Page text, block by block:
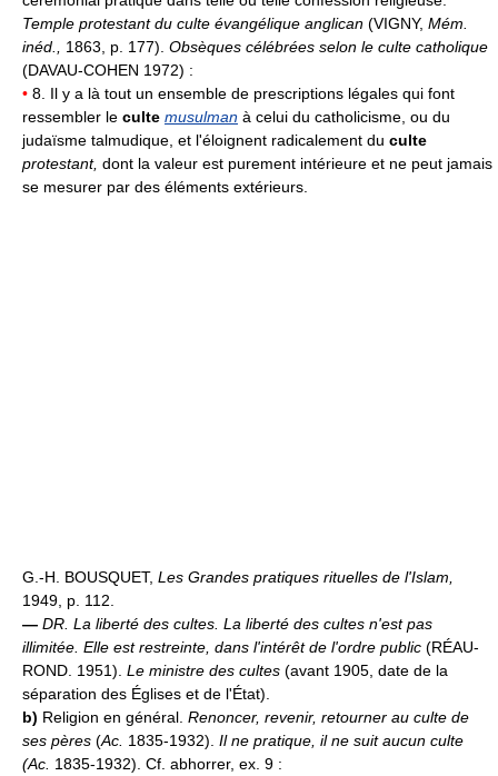
Temple protestant du culte évangélique anglican (VIGNY, Mém.
inéd., 1863, p. 177). Obsèques célébrées selon le culte catholique
(DAVAU-COHEN 1972) :
• 8. Il y a là tout un ensemble de prescriptions légales qui font
ressembler le culte musulman à celui du catholicisme, ou du
judaïsme talmudique, et l'éloignent radicalement du culte
protestant, dont la valeur est purement intérieure et ne peut jamais
se mesurer par des éléments extérieurs.
G.-H. BOUSQUET, Les Grandes pratiques rituelles de l'Islam,
1949, p. 112.
— DR. La liberté des cultes. La liberté des cultes n'est pas
illimitée. Elle est restreinte, dans l'intérêt de l'ordre public (RÉAU-
ROND. 1951). Le ministre des cultes (avant 1905, date de la
séparation des Églises et de l'État).
b) Religion en général. Renoncer, revenir, retourner au culte de
ses pères (Ac. 1835-1932). Il ne pratique, il ne suit aucun culte
(Ac. 1835-1932). Cf. abhorrer, ex. 9 :